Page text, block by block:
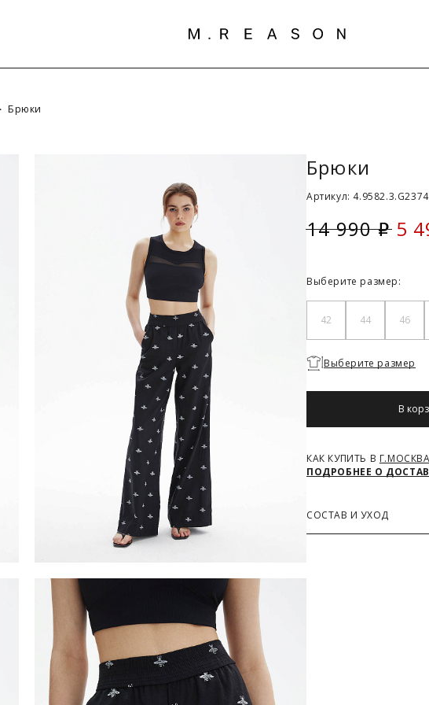
Брюки
Брюки
Артикул:
14 990i 5
Выберите размер:
42 44 46
Необходимо
выбрать
Выберите размер
В
КАК КУПИТЬ В
ПОДРОБНЕЕ О
СОСТАВ И УХОД
ТАБЛИЦА РАЗМЕРОВ